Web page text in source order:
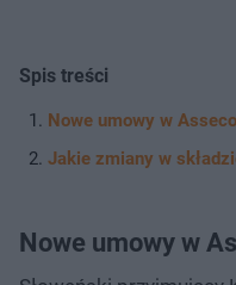
Spis treści
Nowe umowy w
Jakie zmiany w
Nowe umowy w